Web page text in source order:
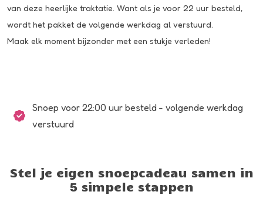
van deze heerlijke traktatie. Want als je voor 22 uur besteld,
wordt het pakket de volgende werkdag al verstuurd.
Maak elk moment bijzonder met een stukje verleden!
Snoep voor 22:00 uur besteld - volgende werkdag
verstuurd
Stel je eigen snoepcadeau samen in
5 simpele stappen